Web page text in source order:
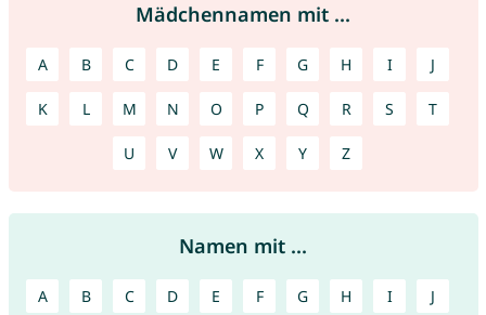
Mädchennamen mit ...
A B C D E F G H I J
K L M N O P Q R S T
U V W X Y Z
Namen mit ...
A B C D E F G H I J